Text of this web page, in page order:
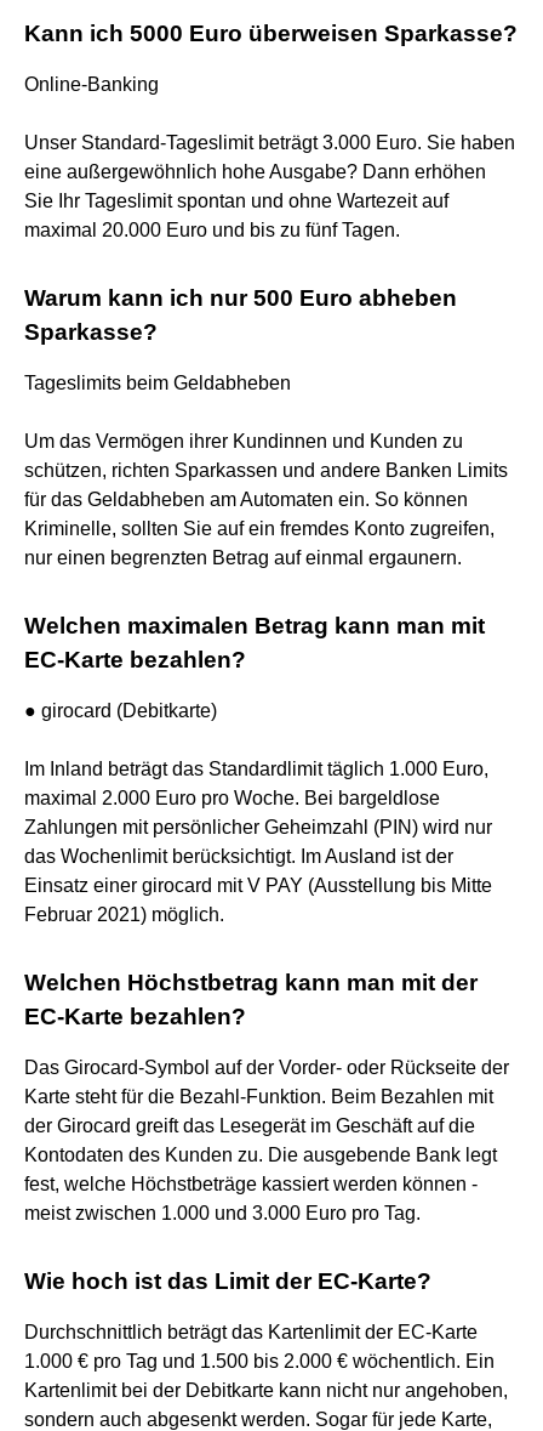
Kann ich 5000 Euro überweisen Sparkasse?
Online-Banking
Unser Standard-Tageslimit beträgt 3.000 Euro. Sie haben
eine außergewöhnlich hohe Ausgabe? Dann erhöhen
Sie Ihr Tageslimit spontan und ohne Wartezeit auf
maximal 20.000 Euro und bis zu fünf Tagen.
Warum kann ich nur 500 Euro abheben
Sparkasse?
Tageslimits beim Geldabheben
Um das Vermögen ihrer Kundinnen und Kunden zu
schützen, richten Sparkassen und andere Banken Limits
für das Geldabheben am Automaten ein. So können
Kriminelle, sollten Sie auf ein fremdes Konto zugreifen,
nur einen begrenzten Betrag auf einmal ergaunern.
Welchen maximalen Betrag kann man mit
EC-Karte bezahlen?
● girocard (Debitkarte)
Im Inland beträgt das Standardlimit täglich 1.000 Euro,
maximal 2.000 Euro pro Woche. Bei bargeldlose
Zahlungen mit persönlicher Geheimzahl (PIN) wird nur
das Wochenlimit berücksichtigt. Im Ausland ist der
Einsatz einer girocard mit V PAY (Ausstellung bis Mitte
Februar 2021) möglich.
Welchen Höchstbetrag kann man mit der
EC-Karte bezahlen?
Das Girocard-Symbol auf der Vorder- oder Rückseite der
Karte steht für die Bezahl-Funktion. Beim Bezahlen mit
der Girocard greift das Lesegerät im Geschäft auf die
Kontodaten des Kunden zu. Die ausgebende Bank legt
fest, welche Höchstbeträge kassiert werden können -
meist zwischen 1.000 und 3.000 Euro pro Tag.
Wie hoch ist das Limit der EC-Karte?
Durchschnittlich beträgt das Kartenlimit der EC-Karte
1.000 € pro Tag und 1.500 bis 2.000 € wöchentlich. Ein
Kartenlimit bei der Debitkarte kann nicht nur angehoben,
sondern auch abgesenkt werden. Sogar für jede Karte,